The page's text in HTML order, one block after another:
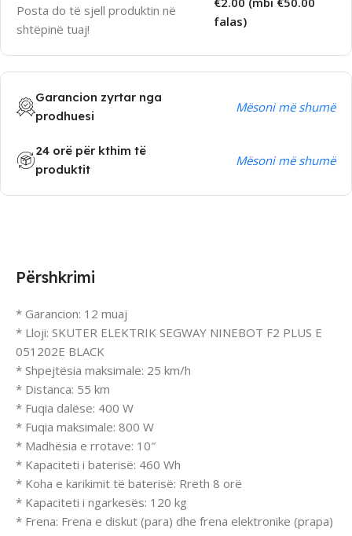
Posta do të sjell produktin në
shtëpinë tuaj!
falas)
Garancion zyrtar nga
prodhuesi
Mësoni më shumë
24 orë për kthim të
produktit
Mësoni më shumë
Përshkrimi
* Garancion: 12 muaj
* Lloji: SKUTER ELEKTRIK SEGWAY NINEBOT F2 PLUS E
051202E BLACK
* Shpejtësia maksimale: 25 km/h
* Distanca: 55 km
* Fuqia dalëse: 400 W
* Fuqia maksimale: 800 W
* Madhësia e rrotave: 10″
* Kapaciteti i baterisë: 460 Wh
* Koha e karikimit të baterisë: Rreth 8 orë
* Kapaciteti i ngarkesës: 120 kg
* Frena: Frena e diskut (para) dhe frena elektronike (prapa)